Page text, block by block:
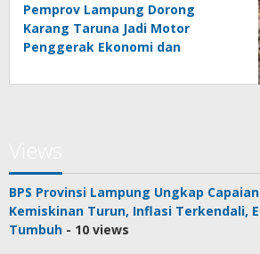
Pemprov Lampung Dorong
Karang Taruna Jadi Motor
Penggerak Ekonomi dan
BPS Provinsi Lampung Ungkap
Kemiskinan Turun, Inflasi Terkendali,
Tumbuh - 10 views